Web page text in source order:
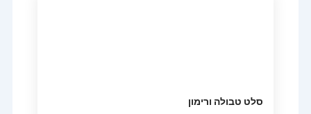
סלט טבולה ורימון